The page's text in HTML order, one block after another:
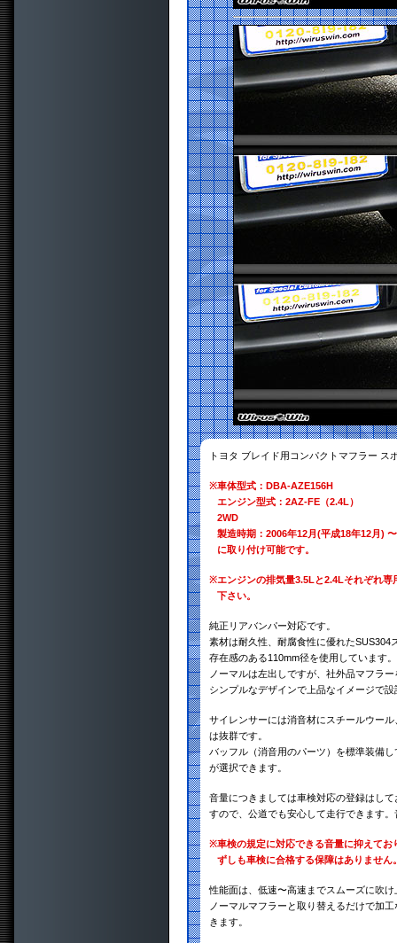
トヨタ ブレイド用コンパクトマフラー ス
※車体型式：DBA-AZE156H
エンジン型式：2AZ-FE（2.4L）
2WD
製造時期：2006年12月(平成18年12月)
に取り付け可能です。
※エンジンの排気量3.5Lと2.4Lそれぞれ
下さい。
純正リアバンパー対応です。
素材は耐久性、耐腐食性に優れたSUS304
存在感のある110mm径を使用しています。
ノーマルは左出しですが、社外品マフラ
シンプルなデザインで上品なイメージで
サイレンサーには消音材にスチールウー
は抜群です。
バッフル（消音用のパーツ）を標準装備
が選択できます。
音量につきましては車検対応の登録はし
すので、公道でも安心して走行できます
※車検の規定に対応できる音量に抑えて
ずしも車検に合格する保障はありませ
性能面は、低速〜高速までスムーズに吹
ノーマルマフラーと取り替えるだけで加
きます。